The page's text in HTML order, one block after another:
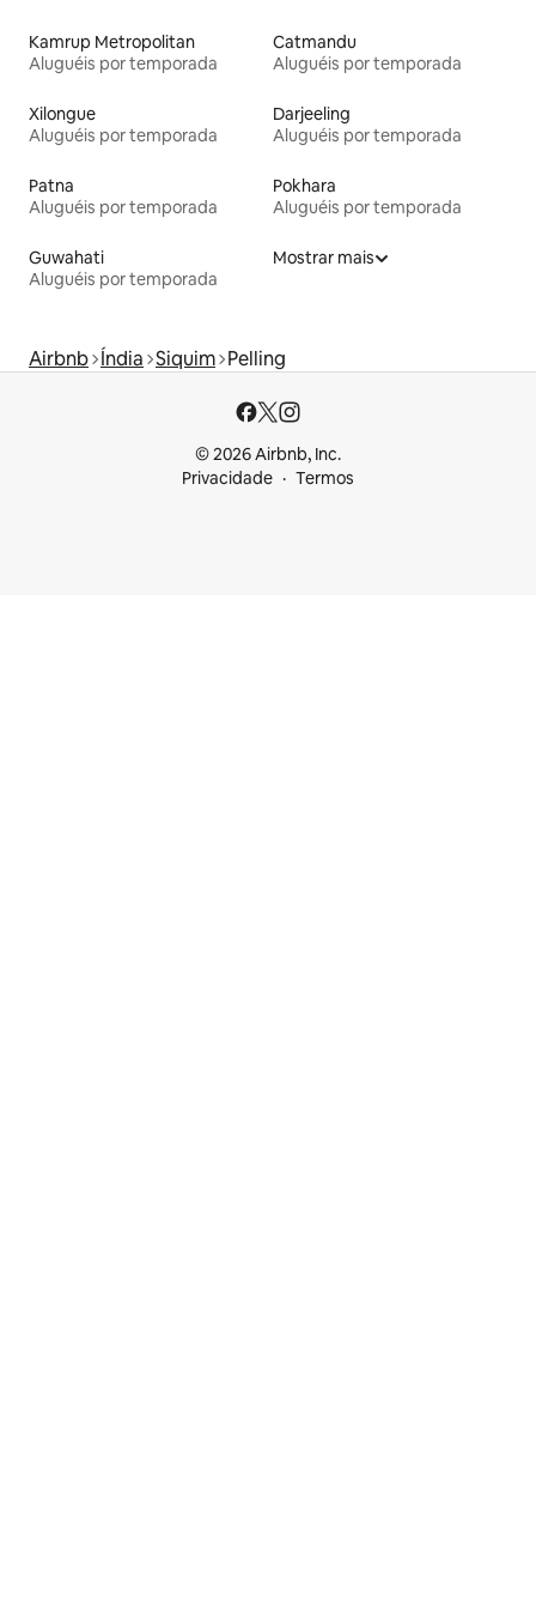
Kamrup Metropolitan
Aluguéis por temporada
Catmandu
Aluguéis por temporada
Xilongue
Aluguéis por temporada
Darjeeling
Aluguéis por temporada
Patna
Aluguéis por temporada
Pokhara
Aluguéis por temporada
Guwahati
Aluguéis por temporada
Mostrar mais
Airbnb Índia Siquim Pelling
© 2026 Airbnb, Inc.
Privacidade
Termos